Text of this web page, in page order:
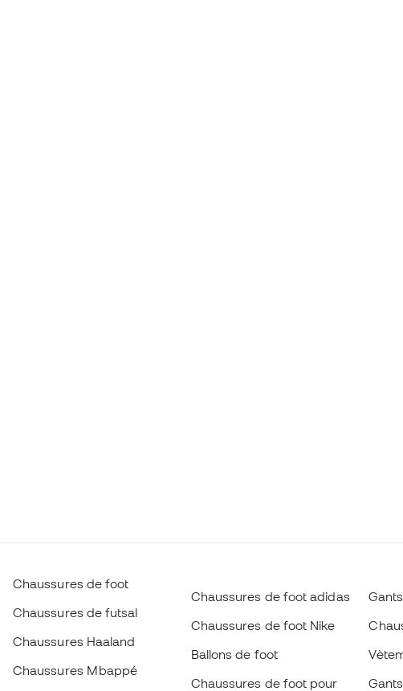
Chaussures de foot
Chaussures de futsal
Chaussures Haaland
Chaussures Mbappé
Chaussures de foot adidas
Chaussures de foot Nike
Ballons de foot
Chaussures de foot pour